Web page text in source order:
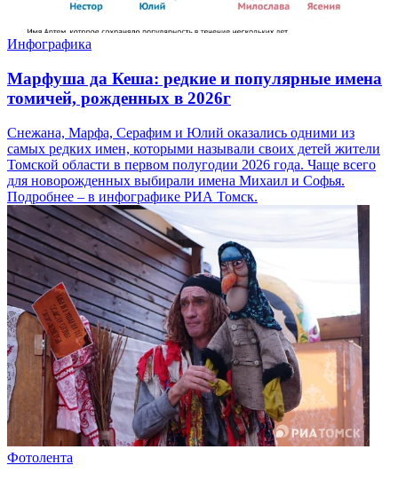
Инфографика
Марфуша да Кеша: редкие и популярные имена
томичей, рожденных в 2026г
Снежана, Марфа, Серафим и Юлий оказались одними из
самых редких имен, которыми называли своих детей жители
Томской области в первом полугодии 2026 года. Чаще всего
для новорожденных выбирали имена Михаил и Софья.
Подробнее – в инфографике РИА Томск.
Фотолента